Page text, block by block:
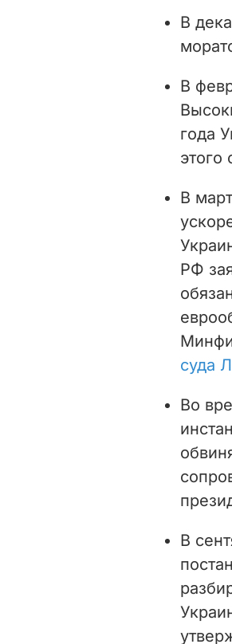
В
В
года
этого
В
РФ
суда
Во
В